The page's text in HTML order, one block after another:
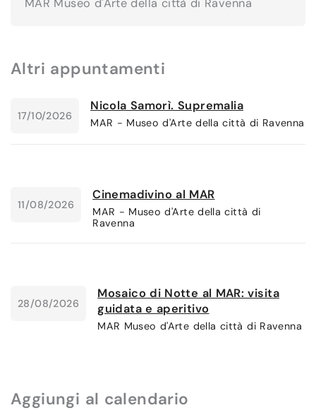
MAR Museo d'Arte della città di Ravenna
Altri appuntamenti
17/10/2026
Nicola Samorì. Supremalia
MAR - Museo d'Arte della città di Ravenna
11/08/2026
Cinemadivino al MAR
MAR - Museo d'Arte della città di
Ravenna
28/08/2026
Mosaico di Notte al MAR: visita
guidata e aperitivo
MAR Museo d'Arte della città di Ravenna
Aggiungi al calendario